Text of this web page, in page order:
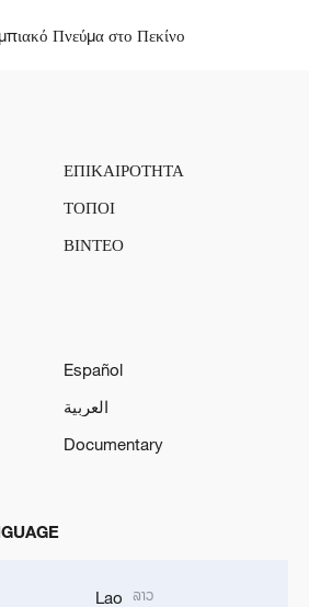
Πνεύμα στο Πεκίνο
ΕΠΙΚΑΙΡΟΤΗΤΑ
ΤΟΠΟΙ
ΒΙΝΤΕΟ
Español
العربية
Documentary
Lao ລາວ